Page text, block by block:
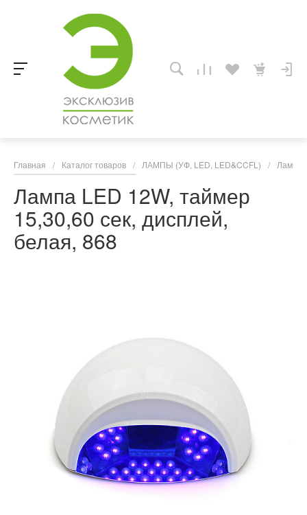
Главная / Каталог товаров / ЛАМПЫ (УФ, LED, LED&CCFL) / Лампы
Лампа LED 12W, таймер
15,30,60 сек, дисплей,
белая, 868